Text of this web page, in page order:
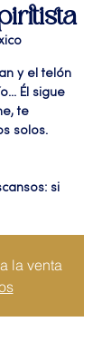
y el telón
Él sigue
te
solos.
si
la venta